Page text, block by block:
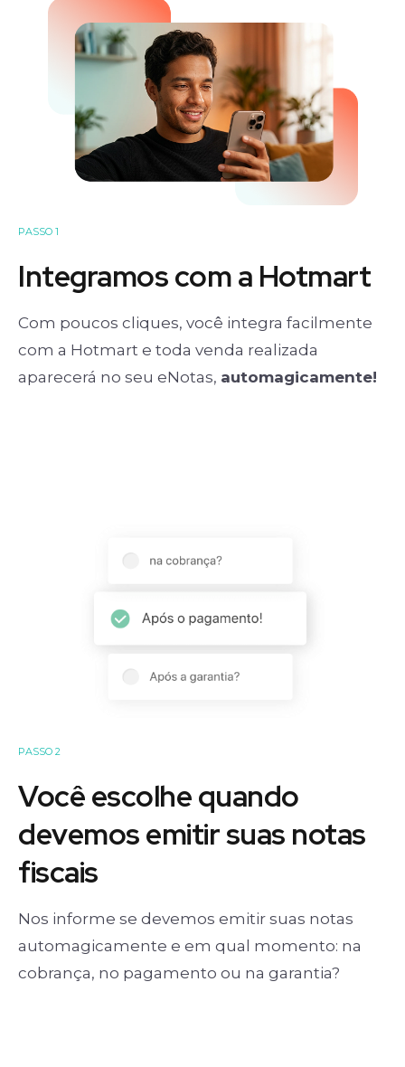
PASSO 1
Integramos com a Hotmart
Com poucos cliques, você integra facilmente
com a Hotmart e toda venda realizada
aparecerá no seu eNotas, automagicamente!
PASSO 2
Você escolhe quando
devemos emitir suas notas
fiscais
Nos informe se devemos emitir suas notas
automagicamente e em qual momento: na
cobrança, no pagamento ou na garantia?